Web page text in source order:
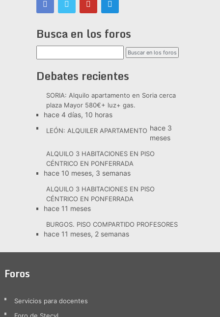
Busca en los foros
Debates recientes
SORIA: Alquilo apartamento en Soria cerca
plaza Mayor 580€+ luz+ gas.
hace 4 días, 10 horas
LEÓN: ALQUILER APARTAMENTO hace 3
meses
ALQUILO 3 HABITACIONES EN PISO
CÉNTRICO EN PONFERRADA
hace 10 meses, 3 semanas
ALQUILO 3 HABITACIONES EN PISO
CÉNTRICO EN PONFERRADA
hace 11 meses
BURGOS. PISO COMPARTIDO PROFESORES
hace 11 meses, 2 semanas
Foros
Servicios para docentes